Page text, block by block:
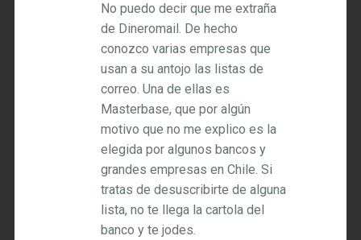
No puedo decir que me extraña
de Dineromail. De hecho
conozco varias empresas que
usan a su antojo las listas de
correo. Una de ellas es
Masterbase, que por algún
motivo que no me explico es la
elegida por algunos bancos y
grandes empresas en Chile. Si
tratas de desuscribirte de alguna
lista, no te llega la cartola del
banco y te jodes.